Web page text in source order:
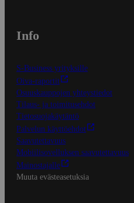
Info
S-Business yrityksille
Oiva-raportit
Osuuskauppojen yhteystiedot
Tilaus- ja toimitusehdot
Tietosuojakäytäntö
Palvelun käyttöehdot
Saavutettavuus
Mobiilisovelluksen saavutettavuus
Mainostajalle
Muuta evästeasetuksia